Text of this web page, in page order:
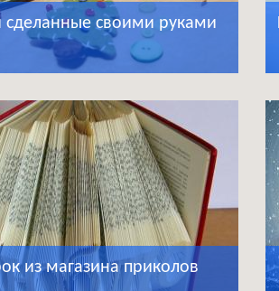
сделанные своими руками
из магазина приколов